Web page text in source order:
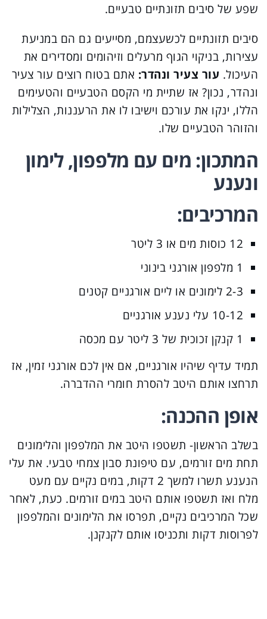
שפע של סיבים תזונתיים טבעיים.
סיבים תזונתיים לכשעצמם, מסייעים גם הם במניעת
עצירות, בניקוי הגוף מרעלים וזיהומים ומסדירים את
העיכול. עור צעיר ונהדר: אתם בטוח רוצים עור צעיר
ונהדר, נכון? אז שתיית מי הקסם הטבעיים והטעימים
הללו, ינקו את עורכם וישיבו לו את הרעננות, הצלילות
והזוהר הטבעיים שלו.
המתכון: מים עם מלפפון, לימון
ונענע
המרכיבים:
12 כוסות מים או 3 ליטר
1 מלפפון אורגני בינוני
2-3 לימונים או ליים אורגניים קטנים
10-12 עלי נענע אורגניים
1 קנקן זכוכית של 3 ליטר עם מכסה
תמיד עדיף שיהיו אורגניים, אם אין לכם אורגני זמין, אז
תרחצו אותם היטב להסרת חומרי ההדברה.
אופן ההכנה:
בשלב הראשון- תשטפו היטב את המלפפון והלימונים
תחת מים זורמים, עם טיפונת סבון צמחי טבעי. את עלי
הנענע תשרו למשך 2 דקות, במים נקיים עם מעט
מלח ואז תשטפו אותם היטב במים זורמים. כעת, לאחר
שכל המרכיבים נקיים, תפרסו את הלימונים והמלפפון
לפרוסות דקות ותכניסו אותם לקנקנן.